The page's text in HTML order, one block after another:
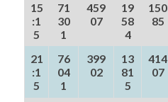
15
:1
5
71
30
1
459
07
19
58
4
150
85
21
:1
5
76
04
1
399
02
13
81
5
414
07